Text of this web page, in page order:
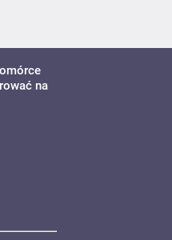
na